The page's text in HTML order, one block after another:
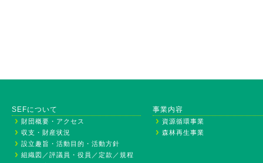
SEFについて
財団概要・アクセス
収支・財産状況
設立趣旨・活動目的・活動方針
組織図／評議員・役員／定款／規程
事業内容
資源循環事業
森林再生事業